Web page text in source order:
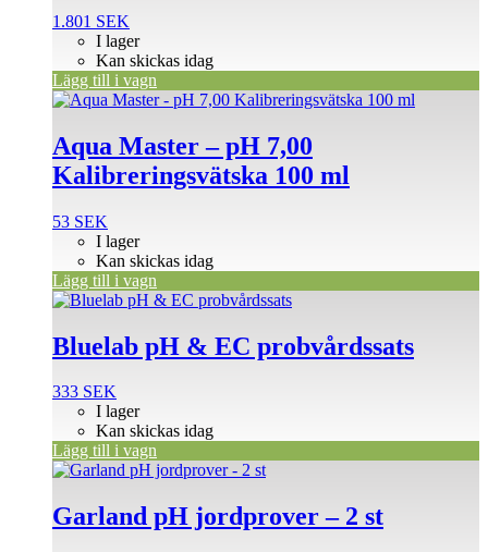
1.801 SEK
I lager
Kan skickas idag
Lägg till i vagn
Aqua Master – pH 7,00
Kalibreringsvätska 100 ml
53 SEK
I lager
Kan skickas idag
Lägg till i vagn
Bluelab pH & EC probvårdssats
333 SEK
I lager
Kan skickas idag
Lägg till i vagn
Garland pH jordprover – 2 st